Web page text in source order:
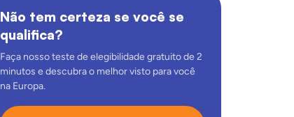
Não tem certeza se você se
qualifica?
Faça nosso teste de elegibilidade gratuito de 2
minutos e descubra o melhor visto para você
na Europa.